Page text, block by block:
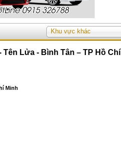
Khu vực khác
Lửa - Bình Tân – TP Hồ Chí
Minh